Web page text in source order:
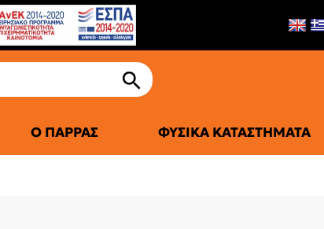
Ο ΠΑΡΡΆΣ ΦΥΣΙΚΆ ΚΑΤΑΣΤΉΜΑΤΑ